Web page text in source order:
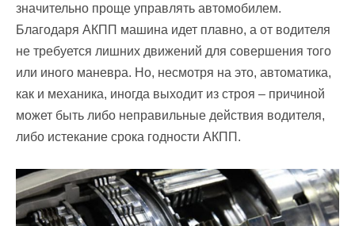
значительно проще управлять автомобилем.
Благодаря АКПП машина идет плавно, а от водителя
не требуется лишних движений для совершения того
или иного маневра. Но, несмотря на это, автоматика,
как и механика, иногда выходит из строя – причиной
может быть либо неправильные действия водителя,
либо истекание срока годности АКПП.